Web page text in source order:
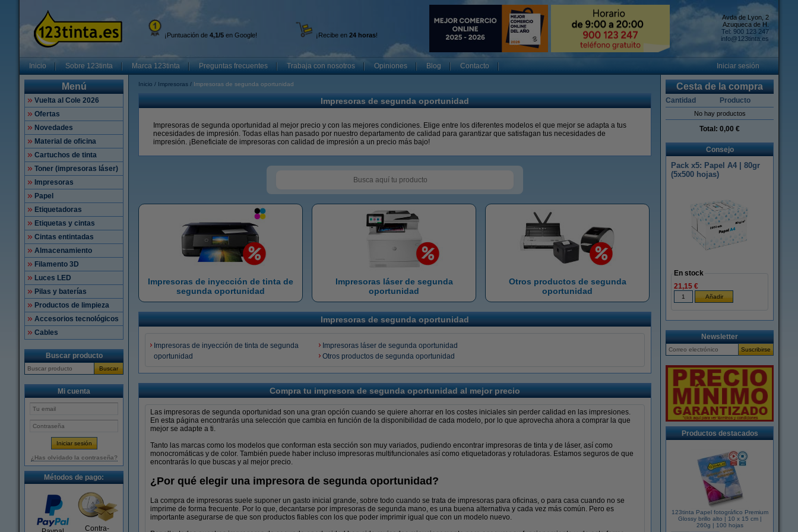
¡Puntuación de 4,1/5 en Google! ¡Recibe en 24 horas!
Avda de Lyon, 2
Azuqueca de H.
Tel: 900 123 247
info@123tinta.es
Inicio Sobre 123tinta Marca 123tinta Preguntas frecuentes Trabaja con nosotros Opiniones Blog Contacto Iniciar sesión
Menú
Vuelta al Cole 2026
Ofertas
Novedades
Material de oficina
Cartuchos de tinta
Toner (impresoras láser)
Impresoras
Papel
Etiquetadoras
Etiquetas y cintas
Cintas entintadas
Almacenamiento
Filamento 3D
Luces LED
Pilas y baterías
Productos de limpieza
Accesorios tecnológicos
Cables
Buscar producto
Buscar
Mi cuenta
¿Has olvidado la contraseña?
Métodos de pago:
Contra-
Inicio Impresoras Impresoras de segunda oportunidad
Impresoras de segunda oportunidad
Impresoras de segunda oportunidad al mejor precio y con las mejores condiciones. Elige entre los diferentes modelos el que mejor se adapta a tus
necesidades de impresión. Todas ellas han pasado por nuestro departamento de calidad para garantizar que satisfagan tus necesidades de
impresión. ¡Beneficiate de impresoras con calidad de impresión a un precio más bajo!
Impresoras de inyección de tinta de
segunda oportunidad
Impresoras láser de segunda
oportunidad
Otros productos de segunda
oportunidad
Impresoras de segunda oportunidad
Impresoras de inyección de tinta de segunda
oportunidad
Impresoras láser de segunda oportunidad
Otros productos de segunda oportunidad
Compra tu impresora de segunda oportunidad al mejor precio
Las impresoras de segunda oportunidad son una gran opción cuando se quiere ahorrar en los costes iniciales sin perder calidad en las impresiones.
En esta página encontrarás una selección que cambia en función de la disponibilidad de cada modelo, por lo que aprovecha ahora a comprar la que
mejor se adapte a ti.
Tanto las marcas como los modelos que conforman esta sección son muy variados, pudiendo encontrar impresoras de tinta y de láser, así como
monocromáticas y de color. También puede haber incluso impresoras multifuncionales así como etiquetadoras y rotuladoras. Estamos seguros de que
encontrarás lo que buscas y al mejor precio.
¿Por qué elegir una impresora de segunda oportunidad?
La compra de impresoras suele suponer un gasto inicial grande, sobre todo cuando se trata de impresoras para oficinas, o para casa cuando no se
imprime de forma frecuente. Por lo que, decantarse por impresoras de segunda mano, es una buena alternativa y cada vez más común. Pero es
importante asegurarse de que son productos fiables con los que poder imprimir igual que con un modelo nuevo.
Cesta de la compra
Cantidad Producto
No hay productos
Total: 0,00 €
Consejo
Pack x5: Papel A4 | 80gr
(5x500 hojas)
En stock
21,15 €
Newsletter
Productos destacados
123tinta Papel fotográfico Premium
Glossy brillo alto | 10 x 15 cm |
260g | 100 hojas